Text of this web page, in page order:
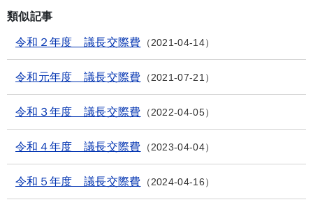
類似記事
令和２年度 議長交際費 2021-04-14
令和元年度 議長交際費 2021-07-21
令和３年度 議長交際費 2022-04-05
令和４年度 議長交際費 2023-04-04
令和５年度 議長交際費 2024-04-16